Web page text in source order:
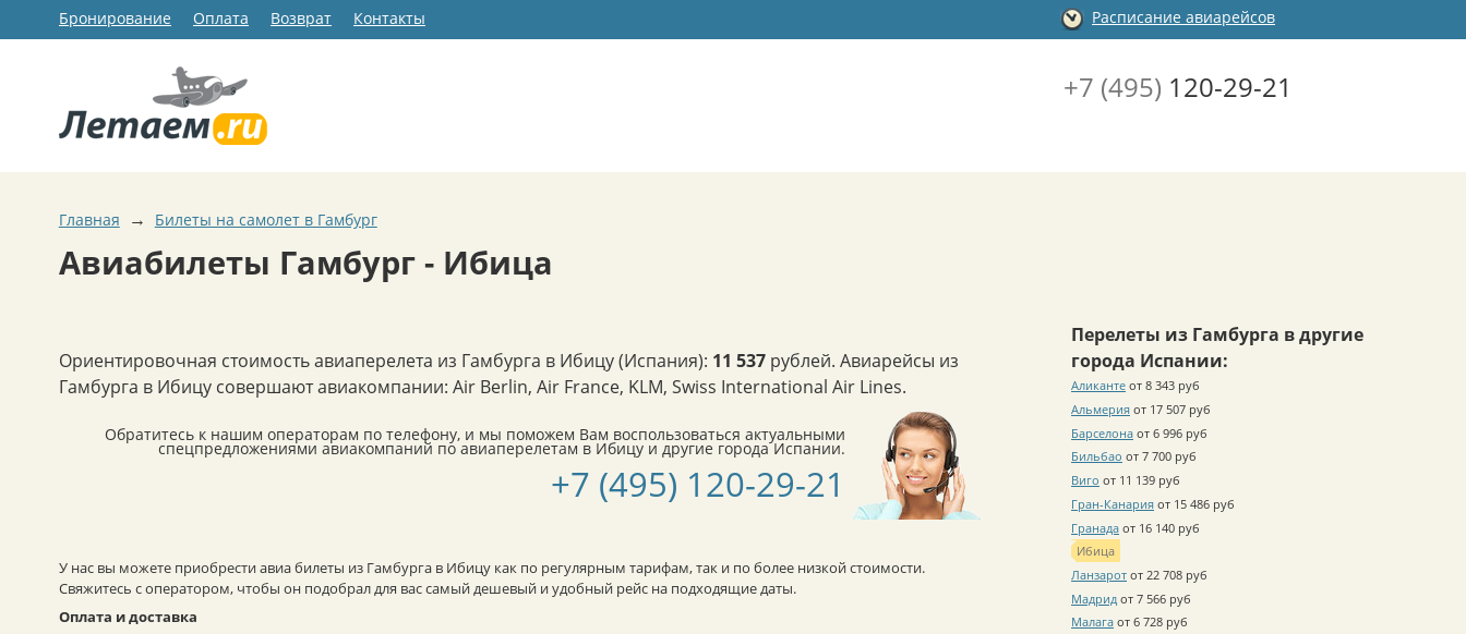
Бронирование Оплата Возврат Контакты Расписание авиарейсов
+7 (495) 120-29-21
Главная → Билеты на самолет в Гамбург
Авиабилеты Гамбург - Ибица
Ориентировочная стоимость авиаперелета из Гамбурга в Ибицу (Испания): 11 537 рублей. Авиарейсы из
Гамбурга в Ибицу совершают авиакомпании: Air Berlin, Air France, KLM, Swiss International Air Lines.
Обратитесь к нашим операторам по телефону, и мы поможем Вам воспользоваться актуальными
спецпредложениями авиакомпаний по авиаперелетам в Ибицу и другие города Испании.
+7 (495) 120-29-21
У нас вы можете приобрести авиа билеты из Гамбурга в Ибицу как по регулярным тарифам, так и по более низкой стоимости.
Свяжитесь с оператором, чтобы он подобрал для вас самый дешевый и удобный рейс на подходящие даты.
Оплата и доставка
Перелеты из Гамбурга в другие
города Испании:
Аликанте от 8 343 руб
Альмерия от 17 507 руб
Барселона от 6 996 руб
Бильбао от 7 700 руб
Виго от 11 139 руб
Гран-Канария от 15 486 руб
Гранада от 16 140 руб
Ибица
Ланзарот от 22 708 руб
Мадрид от 7 566 руб
Малага от 6 728 руб